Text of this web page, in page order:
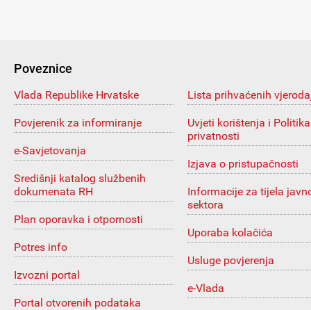
Poveznice
Vlada Republike Hrvatske
Povjerenik za informiranje
e-Savjetovanja
Središnji katalog službenih
dokumenata RH
Plan oporavka i otpornosti
Potres info
Izvozni portal
Portal otvorenih podataka
Lista prihvaćenih
Uvjeti korištenja i Politika
privatnosti
Izjava o pristupačnosti
Informacije za tijela
sektora
Uporaba kolačića
Usluge povjerenja
e-Vlada